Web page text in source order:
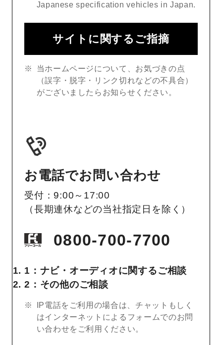
Japanese specification vehicles in Japan.
サイトに関するご指摘
当ホームページについて、お気づきの点
（誤字・脱字・リンク切れなどの不具合）
がございましたらお知らせください。
お電話でお問い合わせ
受付：9:00～17:00
（長期連休などの当社指定日を除く）
0800-700-7700
1：ナビ・オーディオに関するご相談
2：その他のご相談
IP電話をご利用の場合は、チャットもしく
はインターネットによるフォームでのお問
い合わせをご利用ください。